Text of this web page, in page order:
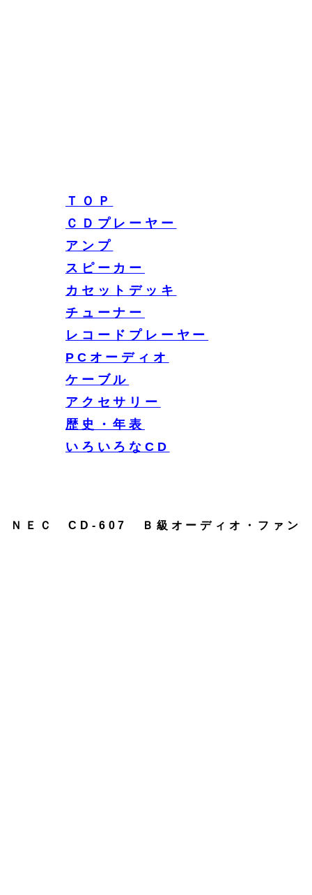
ＴＯＰ
ＣＤプレーヤー
アンプ
スピーカー
カセットデッキ
チューナー
レコードプレーヤー
PCオーディオ
ケーブル
アクセサリー
歴史・年表
いろいろなCD
ＮＥＣ CD-607 Ｂ級オーディオ・ファン